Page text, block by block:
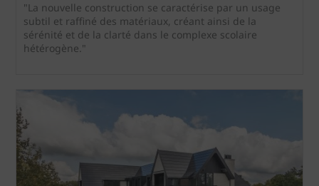
"La nouvelle construction se caractérise par un usage
subtil et raffiné des matériaux, créant ainsi de la
sérénité et de la clarté dans le complexe scolaire
hétérogène."